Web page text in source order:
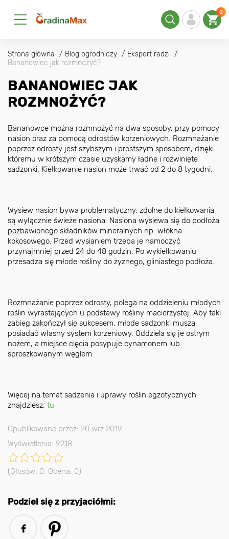
0
Strona główna Blog ogrodniczy
Ekspert radzi
Bananowiec jak rozmnożyć?
BANANOWIEC JAK
ROZMNOŻYĆ?
Bananowce można rozmnożyć na dwa sposoby, przy pomocy
nasion oraz za pomocą odrostów korzeniowych. Rozmnażanie
poprzez odrosty jest szybszym i prostszym sposobem, dzięki
któremu w krótszym czasie uzyskamy ładne i rozwinięte
sadzonki. Kiełkowanie nasion może trwać od 2 do 8 tygodni.
Wysiew nasion bywa problematyczny, zdolne do kiełkowania
są wyłącznie świeże nasiona. Nasiona wysiewa się do podłoża
pozbawionego składników mineralnych np. włókna
kokosowego. Przed wysianiem trzeba je namoczyć
przynajmniej przed 24 do 48 godzin. Po wykiełkowaniu
przesadza się młode rośliny do żyznego, gliniastego podłoża.
Rozmnażanie poprzez odrosty, polega na oddzieleniu młodych
roślin wyrastających u podstawy rośliny macierzystej. Aby taki
zabieg zakończył się sukcesem, młode sadzonki muszą
posiadać własny system korzeniowy. Oddziela się je ostrym
nożem, a miejsce cięcia posypuje cynamonem lub
sproszkowanym węglem.
Więcej na temat sadzenia i uprawy roślin egzotycznych
znajdziesz: tu
Opublikowane przez: 20 wrz 2019
Wyświetlenia: 9218
(Głosów: 0, Ocena: 0)
Podziel się z przyjaciółmi: